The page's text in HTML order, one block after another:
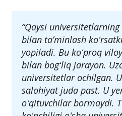
“Qaysi
bilan taʼminlash
yopiladi. Bu koʻproq
bilan bogʻliq jarayon.
universitetlar ochilgan.
salohiyat juda past. U
oʻqituvchilar bormaydi.